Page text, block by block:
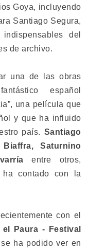
Goya, incluyendo
Santiago Segura,
del
de archivo.
una de las obras
español
una película que
y que ha influido
país. Santiago
Saturnino
entre otros,
ha contado con la
con el
Paura - Festival
ha podido ver en